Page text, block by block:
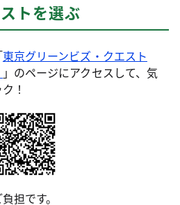
トを選ぶ
東京グリーンビズ・クエスト
」のページにアクセスして、気
！
担です。